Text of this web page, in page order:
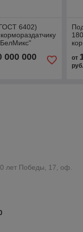
6402)
000 000 от
лет Победы, 17, оф.